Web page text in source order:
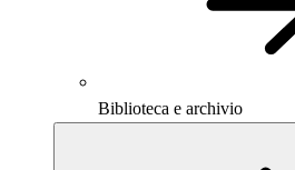
Biblioteca e archivio